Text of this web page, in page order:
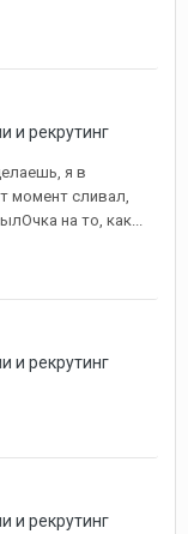
и рекрутинг
я в
момент сливал,
на то, как...
и рекрутинг
и рекрутинг